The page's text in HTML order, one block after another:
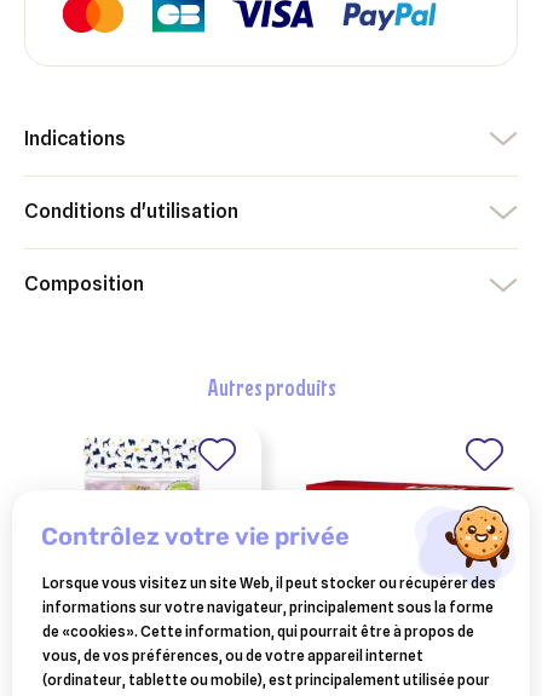
Indications
Conditions d'utilisation
Composition
autres produits
proden plaqueoff
dental croq' spécial
KRKA
fyperix spot on petits
Créer une nouvelle liste
contrôlez votre vie privée
Lorsque vous visitez un site Web, il peut stocker ou récupérer des
informations sur votre navigateur, principalement sous la forme
de «cookies». Cette information, qui pourrait être à propos de
vous, de vos préférences, ou de votre appareil internet
(ordinateur, tablette ou mobile), est principalement utilisée pour